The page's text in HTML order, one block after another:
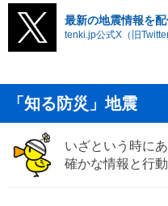
最新の地震情報を
tenki.jp公式X（旧
「知る防災」地震
いざという時に
確かな情報と行